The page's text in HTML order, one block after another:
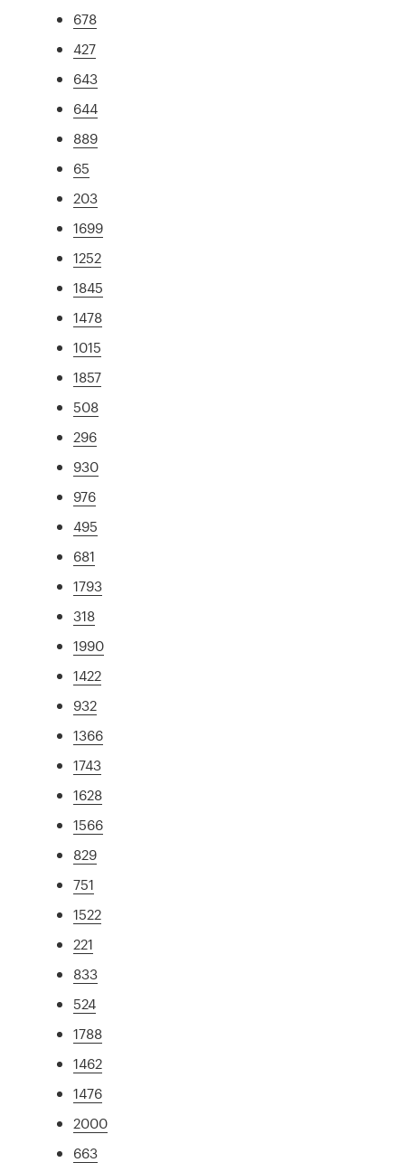
678
427
643
644
889
65
203
1699
1252
1845
1478
1015
1857
508
296
930
976
495
681
1793
318
1990
1422
932
1366
1743
1628
1566
829
751
1522
221
833
524
1788
1462
1476
2000
663